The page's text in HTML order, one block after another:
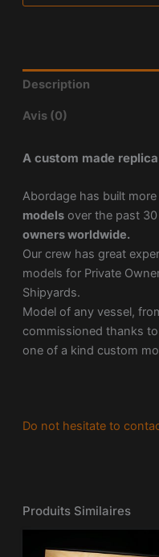
Description
Avis (0)
A custom made replica
Abordage has built
modelsover the past 30
owners worldwide.
Our crew has great
models for Private
Shipyards.
Model of any vessel,
commissioned thanks
one of a kind custom
Do not hesitate to
Produits Similaires